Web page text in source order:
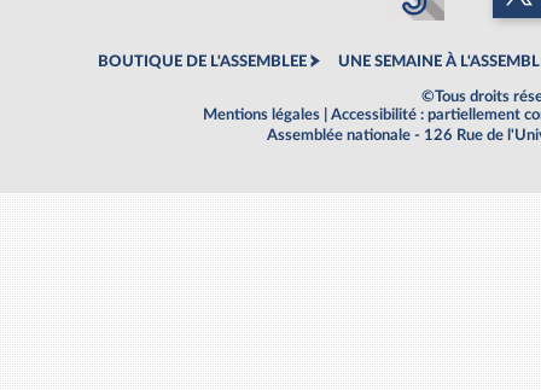
BOUTIQUE DE L'ASSEMBLEE UNE SEMAINE À
©Tous droits
Mentions légales
Accessibilité : partiellement
Assemblée nationale - 126 Rue de